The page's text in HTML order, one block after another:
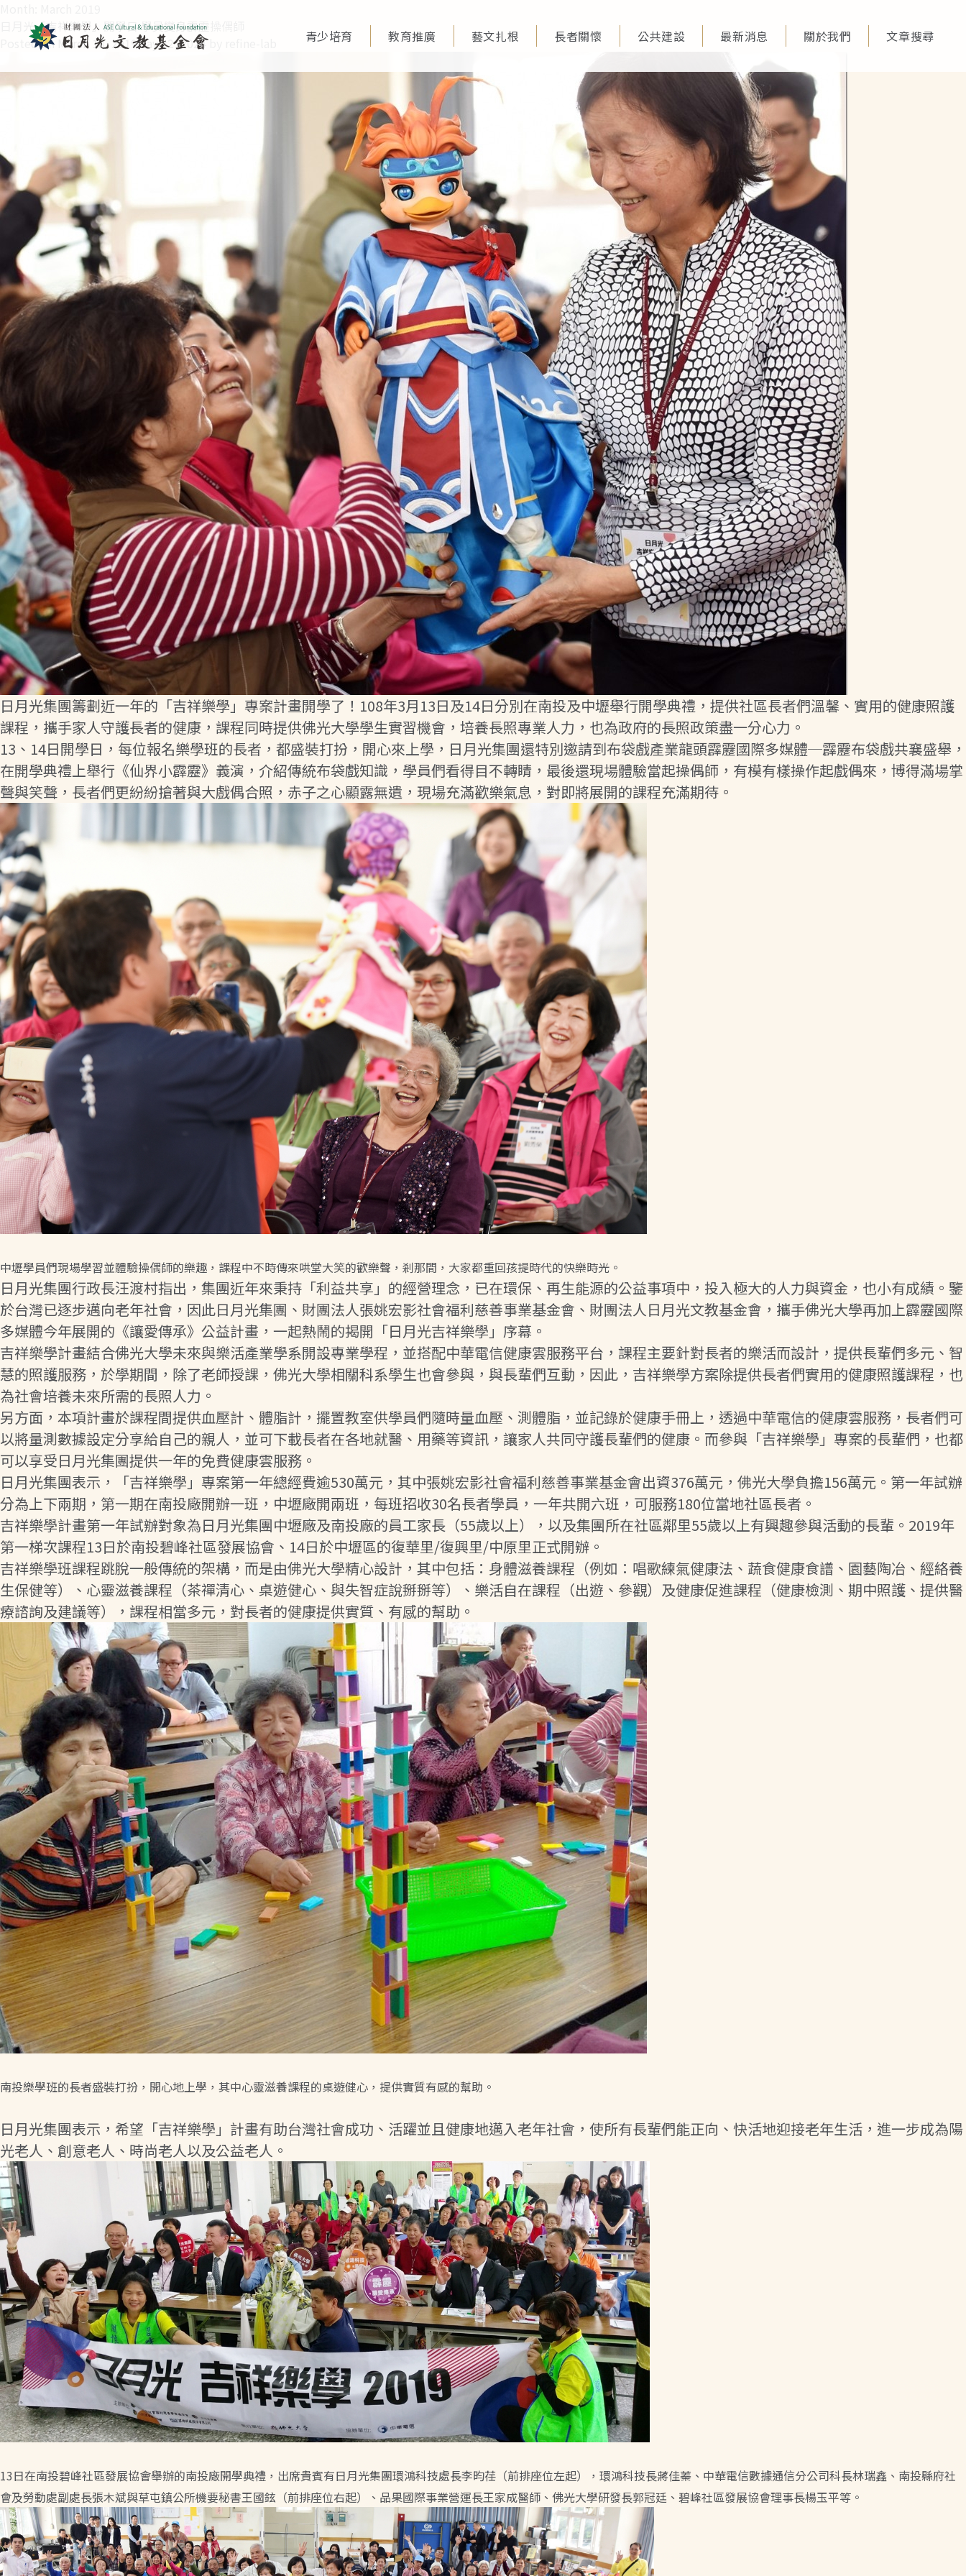
青少培育 教育推廣 藝文扎根 長者關懷 公共建設 最新消息 關於我們 文章搜尋
日月光「吉祥樂學」開學日 學員變身霹靂操偶師
Posted on March 18, 2019May 22, 2024by
日月光集團籌劃近一年的「吉祥樂學」專案計畫開學了！108年3月13日及14日分別在南投及中壢舉行開學典禮，提供社區長者們溫馨、實用的健康照護
課程，攜手家人守護長者的健康，課程同時提供佛光大學學生實習機會，培養長照專業人力，也為政府的長照政策盡一分心力。
13、14日開學日，每位報名樂學班的長者，都盛裝打扮，開心來上學，日月光集團還特別邀請到布袋戲產業龍頭霹靂國際多媒體─霹靂布袋戲共襄盛舉，
在開學典禮上舉行《仙界小霹靂》義演，介紹傳統布袋戲知識，學員們看得目不轉睛，最後還現場體驗當起操偶師，有模有樣操作起戲偶來，博得滿場掌
聲與笑聲，長者們更紛紛搶著與大戲偶合照，赤子之心顯露無遺，現場充滿歡樂氣息，對即將展開的課程充滿期待。
中壢學員們現場學習並體驗操偶師的樂趣，課程中不時傳來哄堂大笑的歡樂聲，剎那間，大家都重回孩提時代的快樂時光。
日月光集團行政長汪渡村指出，集團近年來秉持「利益共享」的經營理念，已在環保、再生能源的公益事項中，投入極大的人力與資金，也小有成績。鑒
於台灣已逐步邁向老年社會，因此日月光集團、財團法人張姚宏影社會福利慈善事業基金會、財團法人日月光文教基金會，攜手佛光大學再加上霹靂國際
多媒體今年展開的《讓愛傳承》公益計畫，一起熱鬧的揭開「日月光吉祥樂學」序幕。
吉祥樂學計畫結合佛光大學未來與樂活產業學系開設專業學程，並搭配中華電信健康雲服務平台，課程主要針對長者的樂活而設計，提供長輩們多元、智
慧的照護服務，於學期間，除了老師授課，佛光大學相關科系學生也會參與，與長輩們互動，因此，吉祥樂學方案除提供長者們實用的健康照護課程，也
為社會培養未來所需的長照人力。
另方面，本項計畫於課程間提供血壓計、體脂計，擺置教室供學員們隨時量血壓、測體脂，並記錄於健康手冊上，透過中華電信的健康雲服務，長者們可
以將量測數據設定分享給自己的親人，並可下載長者在各地就醫、用藥等資訊，讓家人共同守護長輩們的健康。而參與「吉祥樂學」專案的長輩們，也都
可以享受日月光集團提供一年的免費健康雲服務。
日月光集團表示，「吉祥樂學」專案第一年總經費逾530萬元，其中張姚宏影社會福利慈善事業基金會出資376萬元，佛光大學負擔156萬元。第一年試辦
分為上下兩期，第一期在南投廠開辦一班，中壢廠開兩班，每班招收30名長者學員，一年共開六班，可服務180位當地社區長者。
吉祥樂學計畫第一年試辦對象為日月光集團中壢廠及南投廠的員工家長（55歲以上），以及集團所在社區鄰里55歲以上有興趣參與活動的長輩。2019年
第一梯次課程13日於南投碧峰社區發展協會、14日於中壢區的復華里/復興里/中原里正式開辦。
吉祥樂學班課程跳脫一般傳統的架構，而是由佛光大學精心設計，其中包括：身體滋養課程（例如：唱歌練氣健康法、蔬食健康食譜、園藝陶冶、經絡養
生保健等）、心靈滋養課程（茶禪清心、桌遊健心、與失智症說掰掰等）、樂活自在課程（出遊、參觀）及健康促進課程（健康檢測、期中照護、提供醫
療諮詢及建議等），課程相當多元，對長者的健康提供實質、有感的幫助。
南投樂學班的長者盛裝打扮，開心地上學，其中心靈滋養課程的桌遊健心，提供實質有感的幫助。
日月光集團表示，希望「吉祥樂學」計畫有助台灣社會成功、活躍並且健康地邁入老年社會，使所有長輩們能正向、快活地迎接老年生活，進一步成為陽
光老人、創意老人、時尚老人以及公益老人。
13日在南投碧峰社區發展協會舉辦的南投廠開學典禮，出席貴賓有日月光集團環鴻科技處長李昀荏（前排座位左起），環鴻科技長蔣佳蓁、中華電信數據通信分公司科長林瑞鑫、南投縣府社
會及勞動處副處長張木斌與草屯鎮公所機要秘書王國鉉（前排座位右起）、品果國際事業營運長王家成醫師、佛光大學研發長郭冠廷、碧峰社區發展協會理事長楊玉平等。